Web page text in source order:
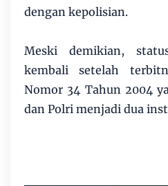
dengan kepolisian.
Meski demikian,
kembali setelah
Nomor 34 Tahun 2004
dan Polri menjadi dua